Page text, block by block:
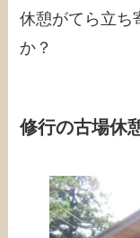
休憩がてら立ち
か？
修行の古場休